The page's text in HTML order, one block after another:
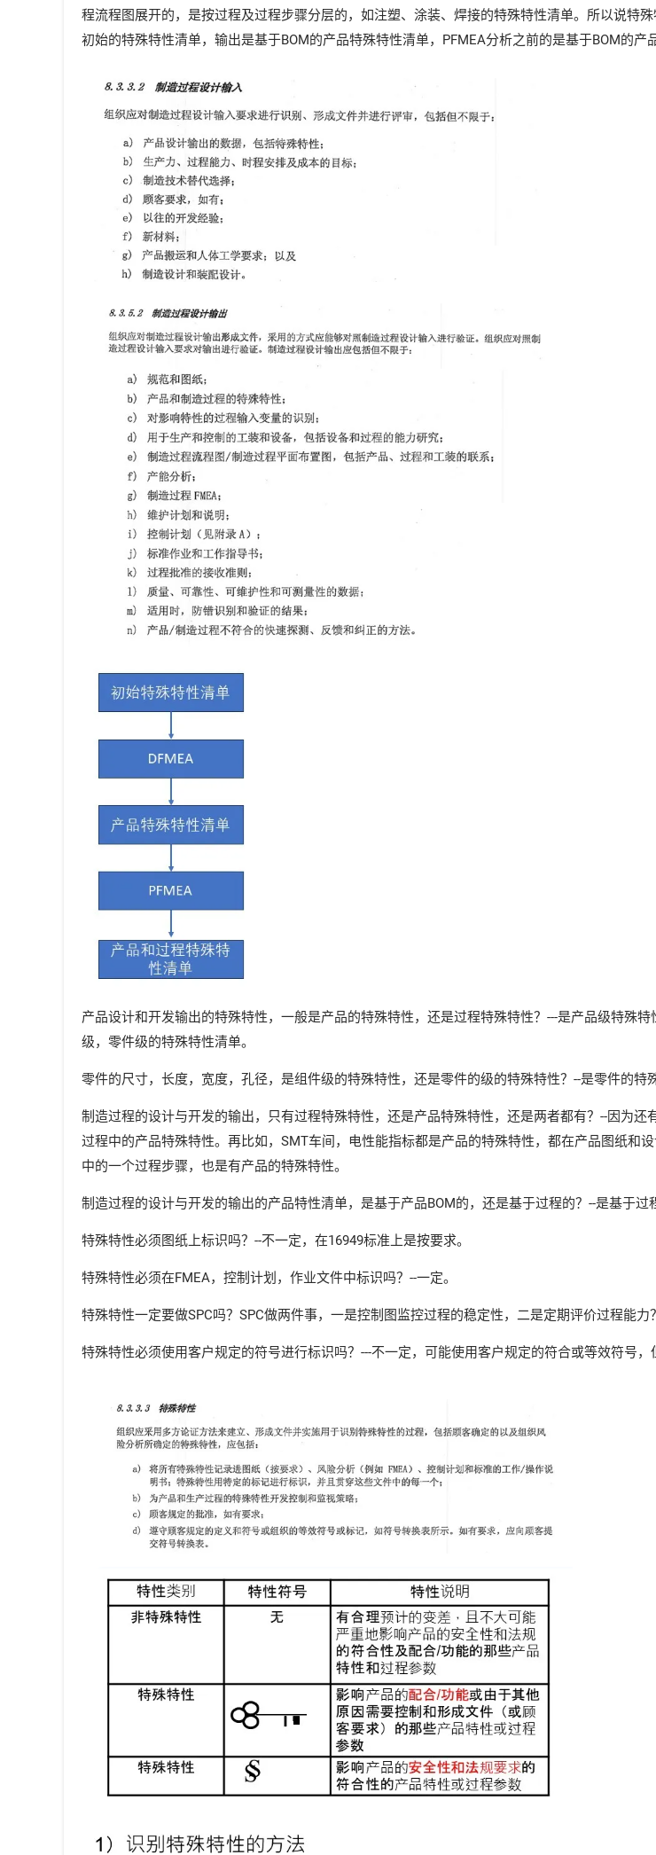
程流程图展开的，是按过程及过程步骤分层的，如注塑、涂装、焊接的特殊特性清单。所以说特
初始的特殊特性清单，输出是基于BOM的产品特殊特性清单，PFMEA分析之前的是基于BOM的产
产品设计和开发输出的特殊特性，一般是产品的特殊特性，还是过程特殊特性？---是产品级特殊
级，零件级的特殊特性清单。
零件的尺寸，长度，宽度，孔径，是组件级的特殊特性，还是零件的级的特殊特性？--是零件的特
制造过程的设计与开发的输出，只有过程特殊特性，还是产品特殊特性，还是两者都有？--因为
过程中的产品特殊特性。再比如，SMT车间，电性能指标都是产品的特殊特性，都在产品图纸和
中的一个过程步骤，也是有产品的特殊特性。
制造过程的设计与开发的输出的产品特性清单，是基于产品BOM的，还是基于过程的？--是基于过
特殊特性必须图纸上标识吗？--不一定，在16949标准上是按要求。
特殊特性必须在FMEA，控制计划，作业文件中标识吗？--一定。
特殊特性一定要做SPC吗？SPC做两件事，一是控制图监控过程的稳定性，二是定期评价过程能力
特殊特性必须使用客户规定的符号进行标识吗？---不一定，可能使用客户规定的符合或等效符号，